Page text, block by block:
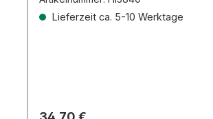
Lieferzeit ca. 5-10 Werktage
Regulärer Preis: